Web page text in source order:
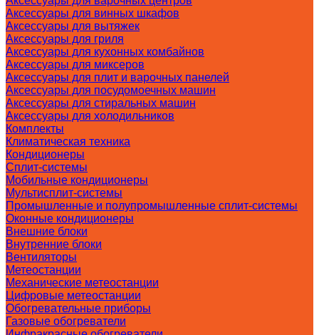
Аксессуары для винных шкафов
Аксессуары для вытяжек
Аксессуары для гриля
Аксессуары для кухонных комбайнов
Аксессуары для миксеров
Аксессуары для плит и варочных панелей
Аксессуары для посудомоечных машин
Аксессуары для стиральных машин
Аксессуары для холодильников
Комплекты
Климатическая техника
Кондиционеры
Сплит-системы
Мобильные кондиционеры
Мультисплит-системы
Промышленные и полупромышленные сплит-системы
Оконные кондиционеры
Внешние блоки
Внутренние блоки
Вентиляторы
Метеостанции
Механические метеостанции
Цифровые метеостанции
Обогревательные приборы
Газовые обогреватели